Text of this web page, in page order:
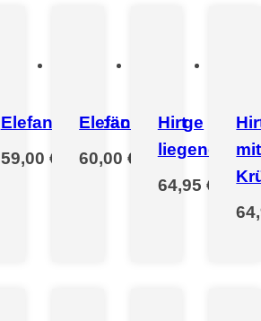
Elefantengepäck
59,00 €
Elefantenjunge
60,00 €
Hirt
liegend
64,95 €
mit